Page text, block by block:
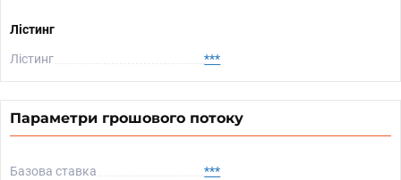
Лістинг
Лістинг ***
Параметри грошового потоку
Базова ставка
***